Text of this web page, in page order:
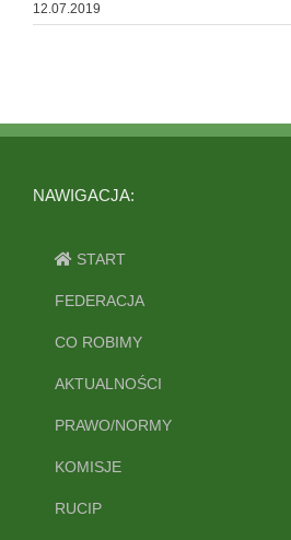
12.07.2019
NAWIGACJA:
START
FEDERACJA
CO ROBIMY
AKTUALNOŚCI
PRAWO/NORMY
KOMISJE
RUCIP